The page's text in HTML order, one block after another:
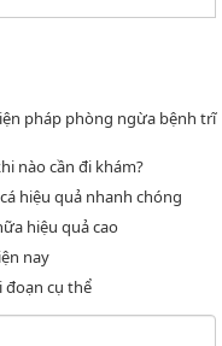
pháp phòng ngừa bệnh trĩ
nào cần đi khám?
hiệu quả nhanh chóng
hiệu quả cao
nay
đoạn cụ thể